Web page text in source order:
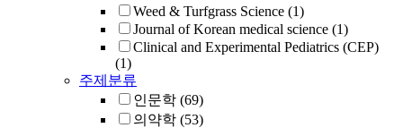
Weed & Turfgrass Science (1)
Journal of Korean medical science (1)
Clinical and Experimental Pediatrics (CEP)
(1)
주제분류
인문학 (69)
의약학 (53)